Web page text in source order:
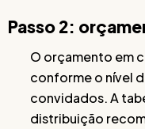
Passo 2:
O orçamento em
conforme o nível
convidados. A
distribuição